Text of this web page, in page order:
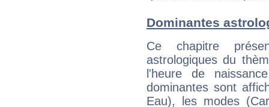
Dominantes
Ce chapitre
astrologiques du
l'heure de
dominantes sont
Eau), les modes